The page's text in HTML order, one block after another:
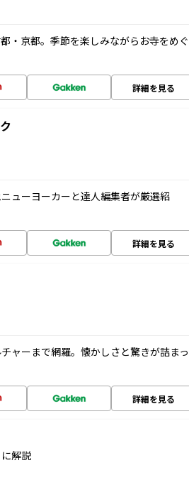
・京都。季節を楽しみながらお寺をめぐ
詳細を見る
ューヨーカーと達人編集者が厳選紹
詳細を見る
ャーまで網羅。懐かしさと驚きが詰まっ
詳細を見る
解説